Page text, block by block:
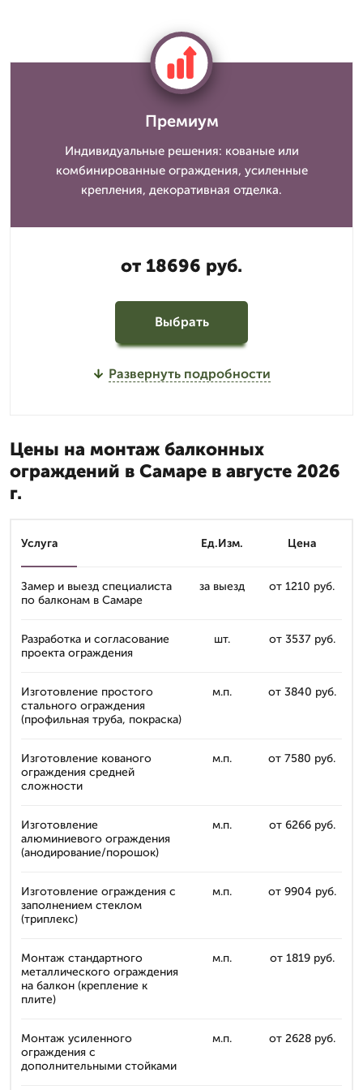
Премиум
Индивидуальные решения: кованые или
комбинированные ограждения, усиленные
крепления, декоративная отделка.
от 18696 руб.
Выбрать
Развернуть подробности
Цены на монтаж балконных
ограждений в Самаре в августе 2026
г.
Услуга Ед.Изм. Цена
Замер и выезд специалиста
по балконам в Самаре
за выезд от 1210 руб.
Разработка и согласование
проекта ограждения
шт. от 3537 руб.
Изготовление простого
стального ограждения
(профильная труба, покраска)
м.п. от 3840 руб.
Изготовление кованого
ограждения средней
сложности
м.п. от 7580 руб.
Изготовление
алюминиевого ограждения
(анодирование/порошок)
м.п. от 6266 руб.
Изготовление ограждения с
заполнением стеклом
(триплекс)
м.п. от 9904 руб.
Монтаж стандартного
металлического ограждения
на балкон (крепление к
плите)
м.п. от 1819 руб.
Монтаж усиленного
ограждения с
дополнительными стойками
м.п. от 2628 руб.